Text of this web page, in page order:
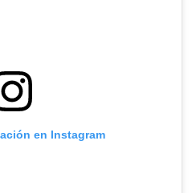
en Instagram